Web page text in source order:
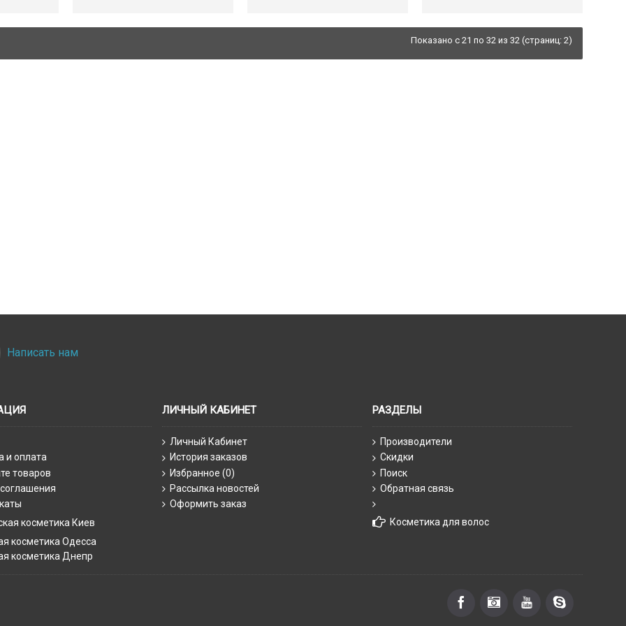
Показано с 21 по 32 из 32 (страниц: 2)
Написать нам
и оплата
товаров
косметика Киев
косметика Одесса
косметика Днепр
ЛИЧНЫЙ КАБИНЕТ
Личный Кабинет
История заказов
Избранное (0)
Рассылка новостей
Оформить заказ
РАЗДЕЛЫ
Производители
Скидки
Поиск
Обратная связь
Косметика для волос